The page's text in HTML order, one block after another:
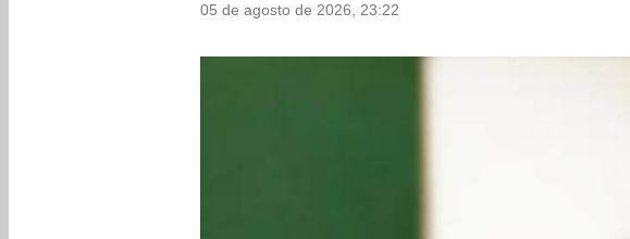
05 de agosto de 2026, 23:22